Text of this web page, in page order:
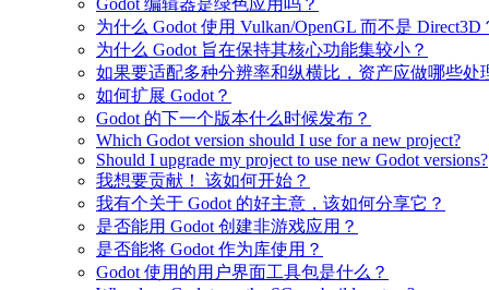
Godot 编辑器是绿色应用吗？
为什么 Godot 使用 Vulkan/OpenGL 而不是 Direct3D
为什么 Godot 旨在保持其核心功能集较小？
如果要适配多种分辨率和纵横比，资产应做哪些处
如何扩展 Godot？
Godot 的下一个版本什么时候发布？
Which Godot version should I use for a new project?
Should I upgrade my project to use new Godot versions?
我想要贡献！ 该如何开始？
我有个关于 Godot 的好主意，该如何分享它？
是否能用 Godot 创建非游戏应用？
是否能将 Godot 作为库使用？
Godot 使用的用户界面工具包是什么？